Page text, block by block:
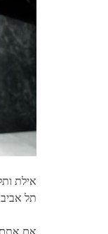
אילת
תל
אם אתם